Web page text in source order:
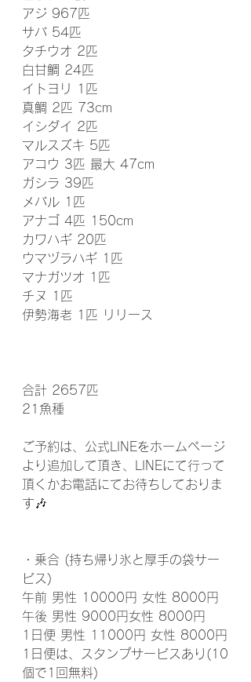
アジ 967匹
サバ 54匹
タチウオ 2匹
白甘鯛 24匹
イトヨリ 1匹
真鯛 2匹 73cm
イシダイ 2匹
マルスズキ 5匹
アコウ 3匹 最大 47cm
ガシラ 39匹
メバル 1匹
アナゴ 4匹 150cm
カワハギ 20匹
ウマヅラハギ 1匹
マナガツオ 1匹
チヌ 1匹
伊勢海老 1匹 リリース
合計 2657匹
21魚種
ご予約は、公式LINEをホームページ
より追加して頂き、LINEにて行って
頂くかお電話にてお待ちしておりま
す🎶
・乗合 (持ち帰り氷と厚手の袋サー
ビス)
午前 男性 10000円 女性 8000円
午後 男性 9000円女性 8000円
1日便 男性 11000円 女性 8000円
1日便は、スタンプサービスあり(10
個で1回無料)